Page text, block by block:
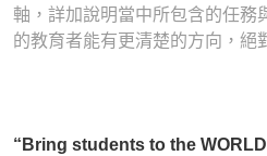
軸，詳加說明當中所包含的任務
的教育者能有更清楚的方向，絕
“Bring students to the